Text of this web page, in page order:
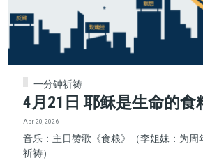
一分钟祈祷
4月21日 耶稣是生命的食
Apr 20, 2026
音乐：主日赞歌《食粮》（李姐妹：为周
祈祷）